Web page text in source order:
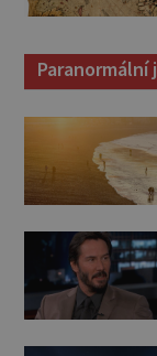
Paranormální